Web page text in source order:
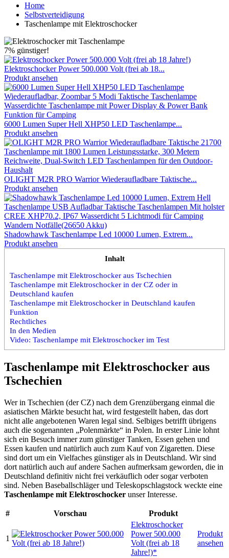
Home
Selbstverteidigung
Taschenlampe mit Elektroschocker
7% günstiger!
Elektroschocker Power 500.000 Volt (frei ab 18...
Produkt ansehen
6000 Lumen Super Hell XHP50 LED Taschenlampe...
Produkt ansehen
OLIGHT M2R PRO Warrior Wiederaufladbare Taktische...
Produkt ansehen
Shadowhawk Taschenlampe Led 10000 Lumen, Extrem...
Produkt ansehen
Inhalt
Taschenlampe mit Elektroschocker aus Tschechien
Taschenlampe mit Elektroschocker in der CZ oder in
Deutschland kaufen
Taschenlampe mit Elektroschocker in Deutschland kaufen
Funktion
Rechtliches
In den Medien
Video: Taschenlampe mit Elektroschocker im Test
Taschenlampe mit Elektroschocker aus
Tschechien
Wer in Tschechien (der CZ) nach dem Grenzübergang einmal die
asiatischen Märkte besucht hat, wird festgestellt haben, das dort
nicht alle angebotenen Waren legal sind. Selbiges betrifft übrigens
auch die sogenannten „Polenmärkte“ in Polen. In erster Linie lohnt
sich ein Besuch immer zum günstiger Tanken, Essen gehen und
Essen kaufen und natürlich auch zum Kauf von Zigaretten. Diese
sind dort um ein Vielfaches günstiger als in Deutschland. Wir sind
dort natürlich auch auf andere Sachen aufmerksam geworden, die in
Deutschland definitiv nicht frei verkäuflich oder sogar verboten
sind. Neben Baseballschläger und Teleskopschlagstock weckte eine
Taschenlampe mit Elektroschocker unser Interesse.
# Vorschau Produkt
1
Elektroschocker
Power 500.000
Volt (frei ab 18
Jahre!)*
Produkt
ansehen